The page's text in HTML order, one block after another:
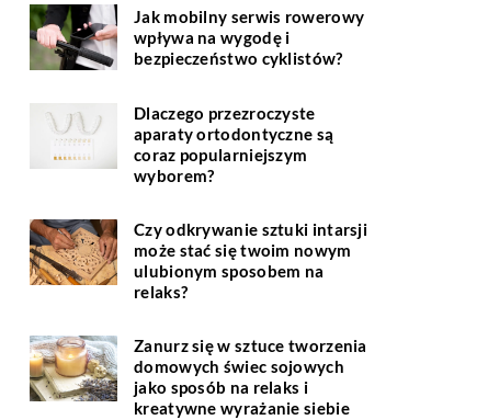
Jak mobilny serwis rowerowy
wpływa na wygodę i
bezpieczeństwo cyklistów?
Dlaczego przezroczyste
aparaty ortodontyczne są
coraz popularniejszym
wyborem?
Czy odkrywanie sztuki intarsji
może stać się twoim nowym
ulubionym sposobem na
relaks?
Zanurz się w sztuce tworzenia
domowych świec sojowych
jako sposób na relaks i
kreatywne wyrażanie siebie